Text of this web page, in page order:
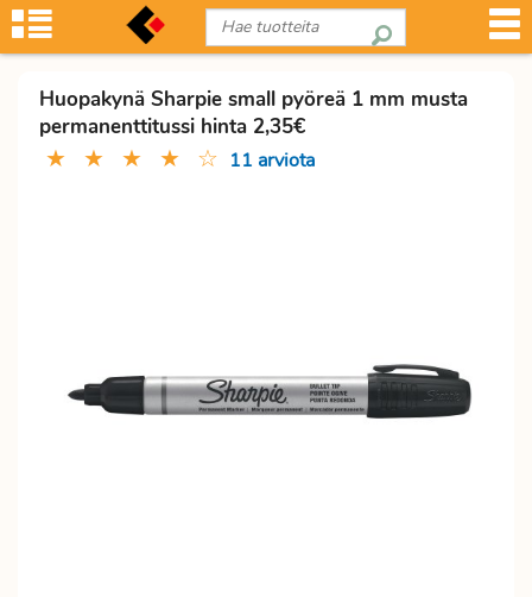
Huopakynä Sharpie small pyöreä 1 mm musta
permanenttitussi hinta 2,35€
★ ★ ★ ★ ☆ 11 arviota